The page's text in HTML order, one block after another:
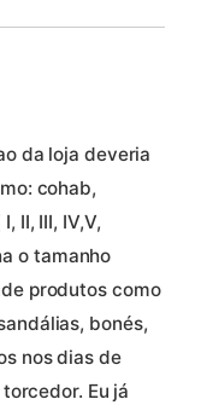
da loja deveria
cohab,
II, III, IV,V,
o tamanho
produtos como
bonés,
nos dias de
Eu já